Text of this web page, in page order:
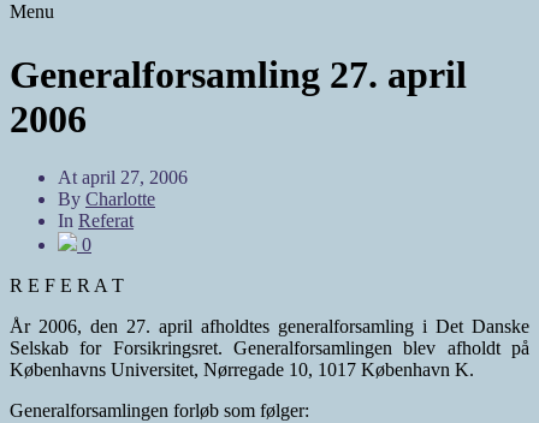
Menu
Generalforsamling 27. april
2006
At april 27, 2006
By Charlotte
In Referat
0
R E F E R A T
År 2006, den 27. april afholdtes generalforsamling i Det Danske
Selskab for Forsikringsret. Generalforsamlingen blev afholdt på
Københavns Universitet, Nørregade 10, 1017 København K.
Generalforsamlingen forløb som følger: